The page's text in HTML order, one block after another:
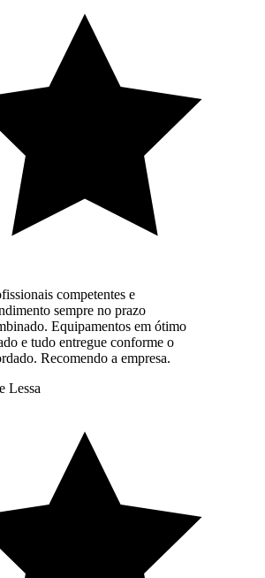
competentes e
sempre no prazo
Equipamentos em ótimo
e tudo entregue conforme o
Recomendo a empresa.
Lessa